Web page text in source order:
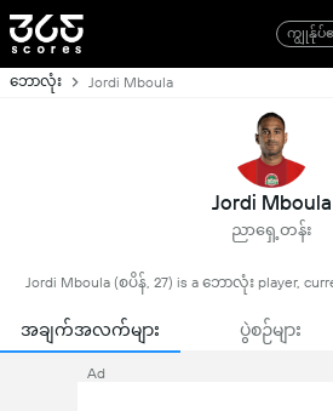
ကျွုန်ုပ်၏
ဘောလုံး Jordi Mboula
Jordi Mboula
ညာရှေ့တန်း
Jordi Mboula (စပိန်, 27) is a ဘောလုံး player,
အချက်အလက်များ ပွဲစဉ်များ
Ad